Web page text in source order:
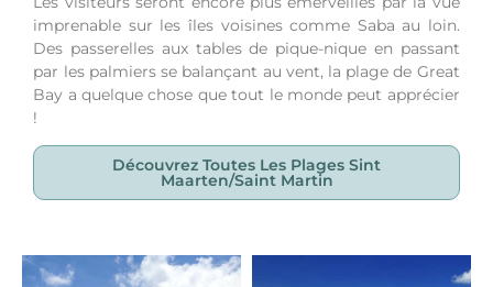
imprenable sur les îles voisines comme Saba au loin.
Des passerelles aux tables de pique-nique en passant
par les palmiers se balançant au vent, la plage de Great
Bay a quelque chose que tout le monde peut apprécier
!
Découvrez Toutes Les Plages Sint
Maarten/saint Martin